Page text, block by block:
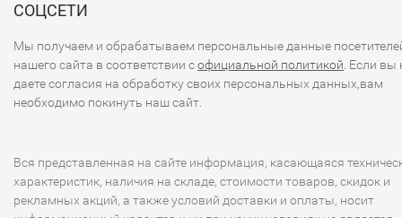
СОЦСЕТИ
Мы получаем и обрабатываем персональные данные
нашего сайта в соответствии софициальной политикой . Если вы
даете согласия на обработку своих персональных данных,вам
необходимо покинуть наш сайт.
Вся представленная на сайте информация, касающаяся
характеристик, наличия на складе, стоимости товаров, скидок и
рекламных акций, а также условий доставки и оплаты, носит